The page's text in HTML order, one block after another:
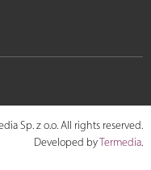
Sp. z o.o. All rights reserved.
Developed byTermedia.